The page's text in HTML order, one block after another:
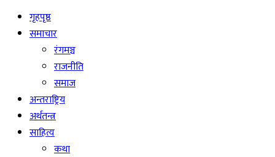
गृहपृष्ठ
समाचार
रंगमञ्च
राजनीति
समाज
अन्तराष्ट्रिय
अर्थतन्त्र
साहित्य
कथा